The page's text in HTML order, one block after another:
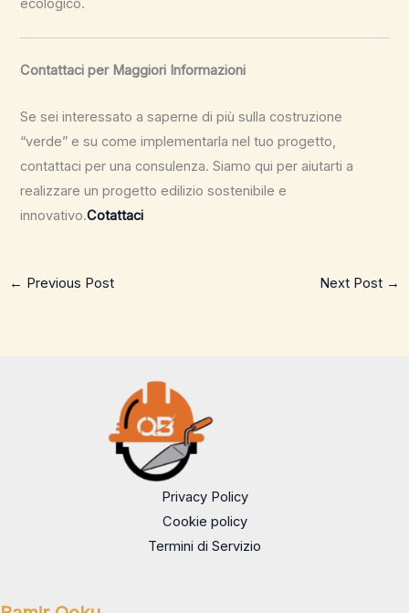
ecologico.
Contattaci per Maggiori Informazioni
Se sei interessato a saperne di più sulla costruzione
“verde” e su come implementarla nel tuo progetto,
contattaci per una consulenza. Siamo qui per aiutarti a
realizzare un progetto edilizio sostenibile e
innovativo.Cotattaci
← Previous Post Next Post →
Privacy Policy
Cookie policy
Termini di Servizio